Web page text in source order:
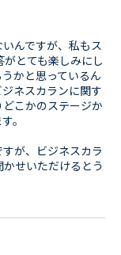
んですが、私もス
とても楽しみにし
かと思っているん
ネスカランに関す
こかのステージか
。
が、ビジネスカラ
せいただけるとう